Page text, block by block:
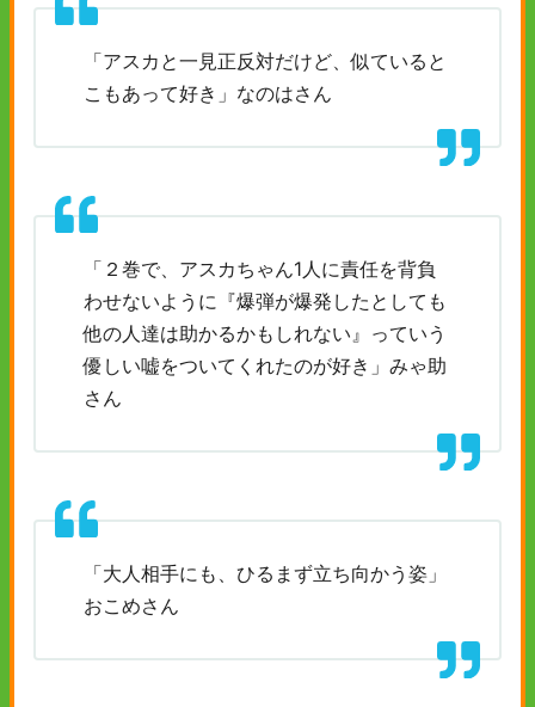
「アスカと一見正反対だけど、似ていると
こもあって好き」なのはさん
「２巻で、アスカちゃん1人に責任を背負
わせないように『爆弾が爆発したとしても
他の人達は助かるかもしれない』っていう
優しい嘘をついてくれたのが好き」みゃ助
さん
「大人相手にも、ひるまず立ち向かう姿」
おこめさん